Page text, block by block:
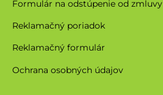
Formulár na odstúpenie od zmluvy
Reklamačný poriadok
Reklamačný formulár
Ochrana osobných údajov